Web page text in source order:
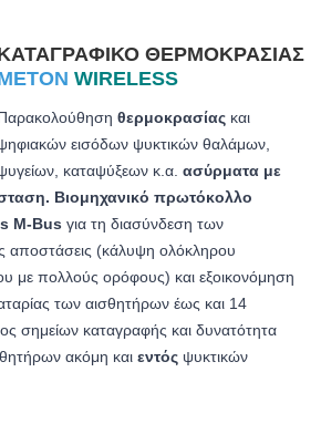
ΘΕΡΜΟΚΡΑΣΊΑΣ
WIRELESS
θερμοκρασίας και
εισόδων ψυκτικών θαλάμων,
καταψύξεων κ.α. ασύρματα με
Βιομηχανικό πρωτόκολλο
M-Bus για τη διασύνδεση των
αποστάσεις (κάλυψη ολόκληρου
με πολλούς ορόφους) και εξοικονόμηση
των αισθητήρων έως και 14
σημείων καταγραφής και δυνατότητα
ακόμη και εντός ψυκτικών